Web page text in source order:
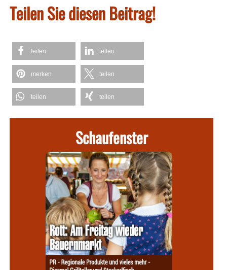
Teilen Sie diesen Beitrag!
teilen teilen
merken teilen
teilen teilen
Schaufenster